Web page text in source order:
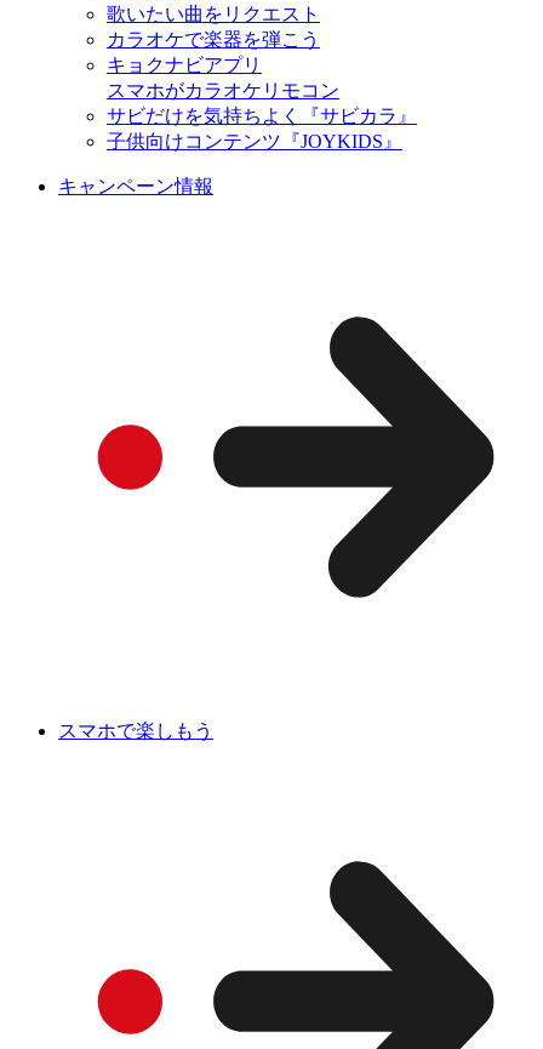
歌いたい曲をリクエスト
カラオケで楽器を弾こう
キョクナビアプリ
スマホがカラオケリモコン
サビだけを気持ちよく『サビカラ』
子供向けコンテンツ『JOYKIDS』
キャンペーン情報
スマホで楽しもう